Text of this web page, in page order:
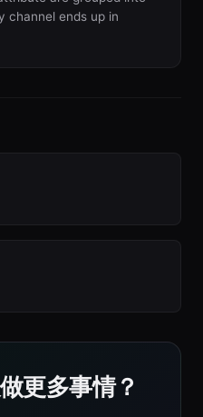
channel ends up in
更多事情？